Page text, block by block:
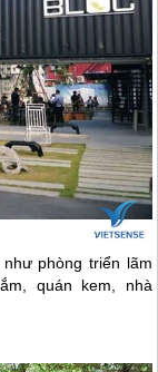
phòng triển lãm
quán kem, nhà